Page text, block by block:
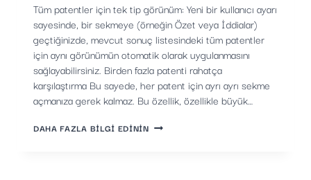
Tüm patentler için tek tip görünüm: Yeni bir kullanıcı ayarı
sayesinde, bir sekmeye (örneğin Özet veya İddialar)
geçtiğinizde, mevcut sonuç listesindeki tüm patentler
için aynı görünümün otomatik olarak uygulanmasını
sağlayabilirsiniz. Birden fazla patenti rahatça
karşılaştırma Bu sayede, her patent için ayrı ayrı sekme
açmanıza gerek kalmaz. Bu özellik, özellikle büyük…
DAHA FAZLA BILGI EDININTÜM